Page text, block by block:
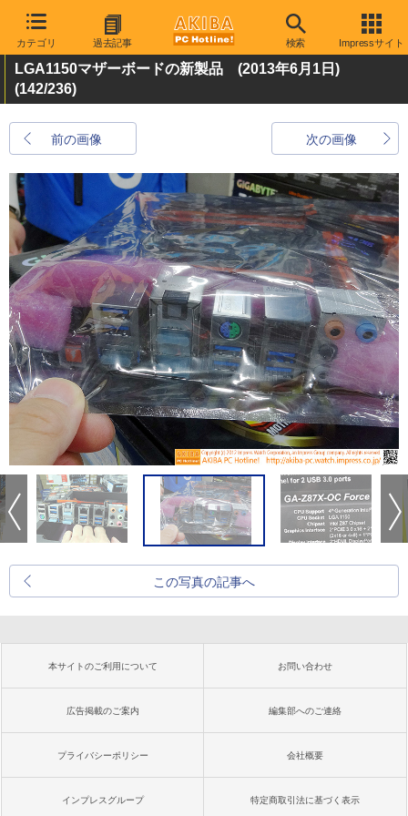
カテゴリ 過去記事 検索 Impressサイト
LGA1150マザーボードの新製品 (2013年6月1日)
(142/236)
前の画像 次の画像
この写真の記事へ
本サイトのご利用について お問い合わせ
広告掲載のご案内 編集部へのご連絡
プライバシーポリシー 会社概要
インプレスグループ 特定商取引法に基づく表示